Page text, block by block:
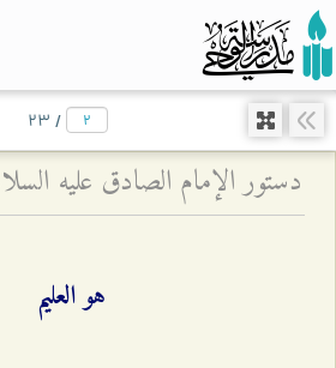
/ ۲۳
هو العليم